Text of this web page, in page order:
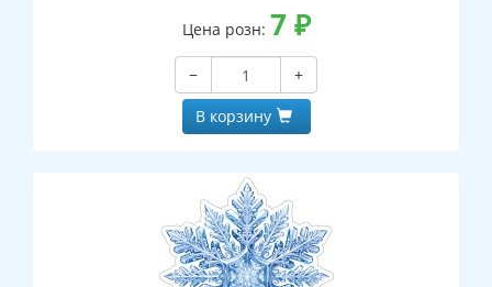
Цена розн: 7 ₽
−
+
В корзину